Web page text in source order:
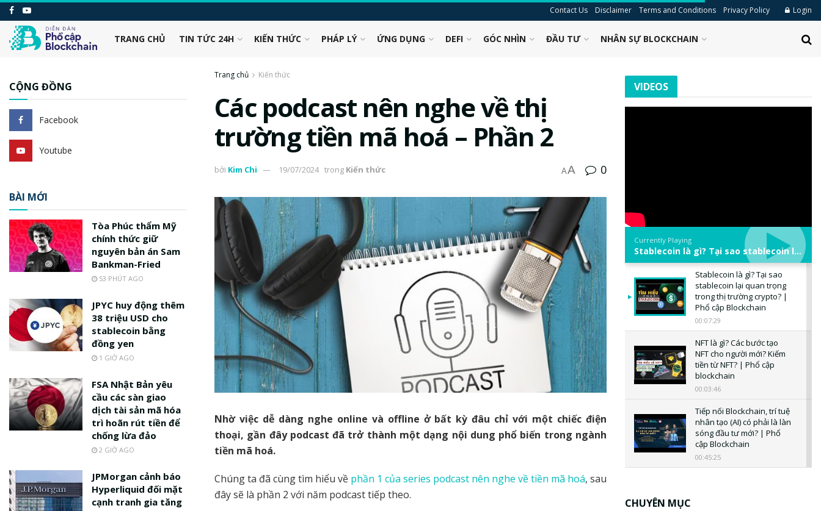
Contact Us Disclaimer Terms and Conditions Privacy Policy Login
TRANG CHỦ TIN TỨC 24H KIẾN THỨC PHÁP LÝ ỨNG DỤNG DEFI GÓC NHÌN ĐẦU TƯ NHÂN SỰ BLOCKCHAIN
Trang chủ Kiến thức
Các podcast nên nghe về thị
trường tiền mã hoá – Phần 2
bởi Kim Chi 19/07/2024 trong Kiến thức AA 0
Nhờ việc dễ dàng nghe online và offline ở bất kỳ đâu chỉ với một chiếc điện
thoại, gần đây podcast đã trở thành một dạng nội dung phổ biến trong ngành
tiền mã hoá.
Chúng ta đã cùng tìm hiểu về phần 1 của series podcast nên nghe về tiền mã hoá, sau
đây sẽ là phần 2 với năm podcast tiếp theo.
CỘNG ĐỒNG
Facebook
Youtube
BÀI MỚI
Tòa Phúc thẩm Mỹ
chính thức giữ
nguyên bản án Sam
Bankman-Fried
53 PHÚT AGO
JPYC huy động thêm
38 triệu USD cho
stablecoin bằng
đồng yen
1 GIỜ AGO
FSA Nhật Bản yêu
cầu các sàn giao
dịch tài sản mã hóa
trì hoãn rút tiền để
chống lừa đảo
2 GIỜ AGO
JPMorgan cảnh báo
Hyperliquid đối mặt
cạnh tranh gia tăng
VIDEOS
Currently Playing
Stablecoin là gì? Tại sao stablecoin lại quan trọng trong thị trường crypto? | Phổ cập Blockchain
Stablecoin là gì? Tại sao
stablecoin lại quan trọng
trong thị trường crypto? |
Phổ cập Blockchain
00:07:29
NFT là gì? Các bước tạo
NFT cho người mới? Kiếm
tiền từ NFT? | Phổ cập
blockchain
00:03:46
Tiếp nối Blockchain, trí tuệ
nhân tạo (AI) có phải là làn
sóng đầu tư mới? | Phổ
cập Blockchain
00:45:25
CHUYÊN MỤC